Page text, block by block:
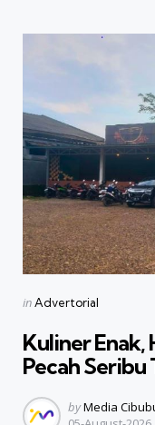
Categories
Posted
inAdvertorial
Kuliner Enak,
Pecah
Posted
byMedia